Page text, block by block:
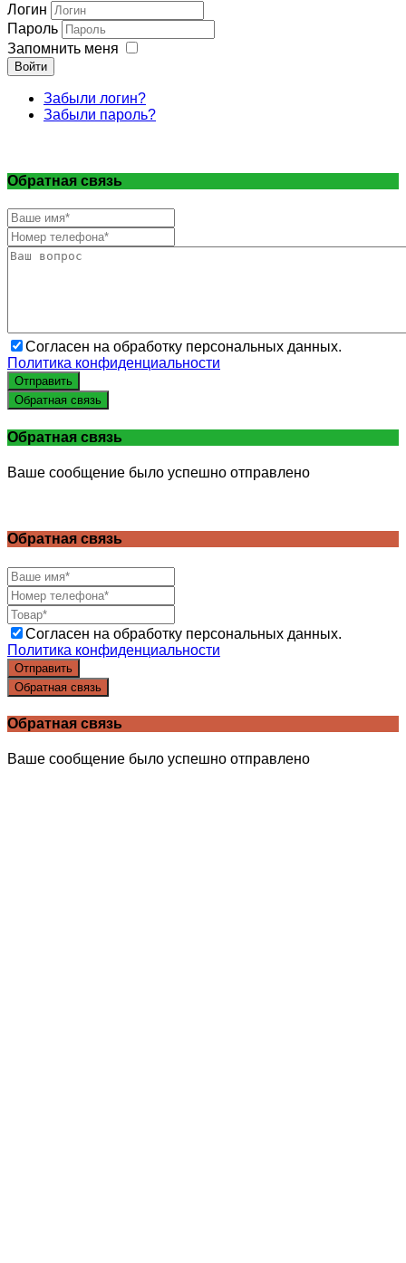
Логин
Пароль
Запомнить меня
Войти
Забыли логин?
Забыли пароль?
Обратная связь
Согласен на обработку персональных данных.
Политика конфиденциальности
Отправить
Обратная связь
Обратная связь
Ваше сообщение было успешно отправлено
Обратная связь
Согласен на обработку персональных данных.
Политика конфиденциальности
Отправить
Обратная связь
Обратная связь
Ваше сообщение было успешно отправлено